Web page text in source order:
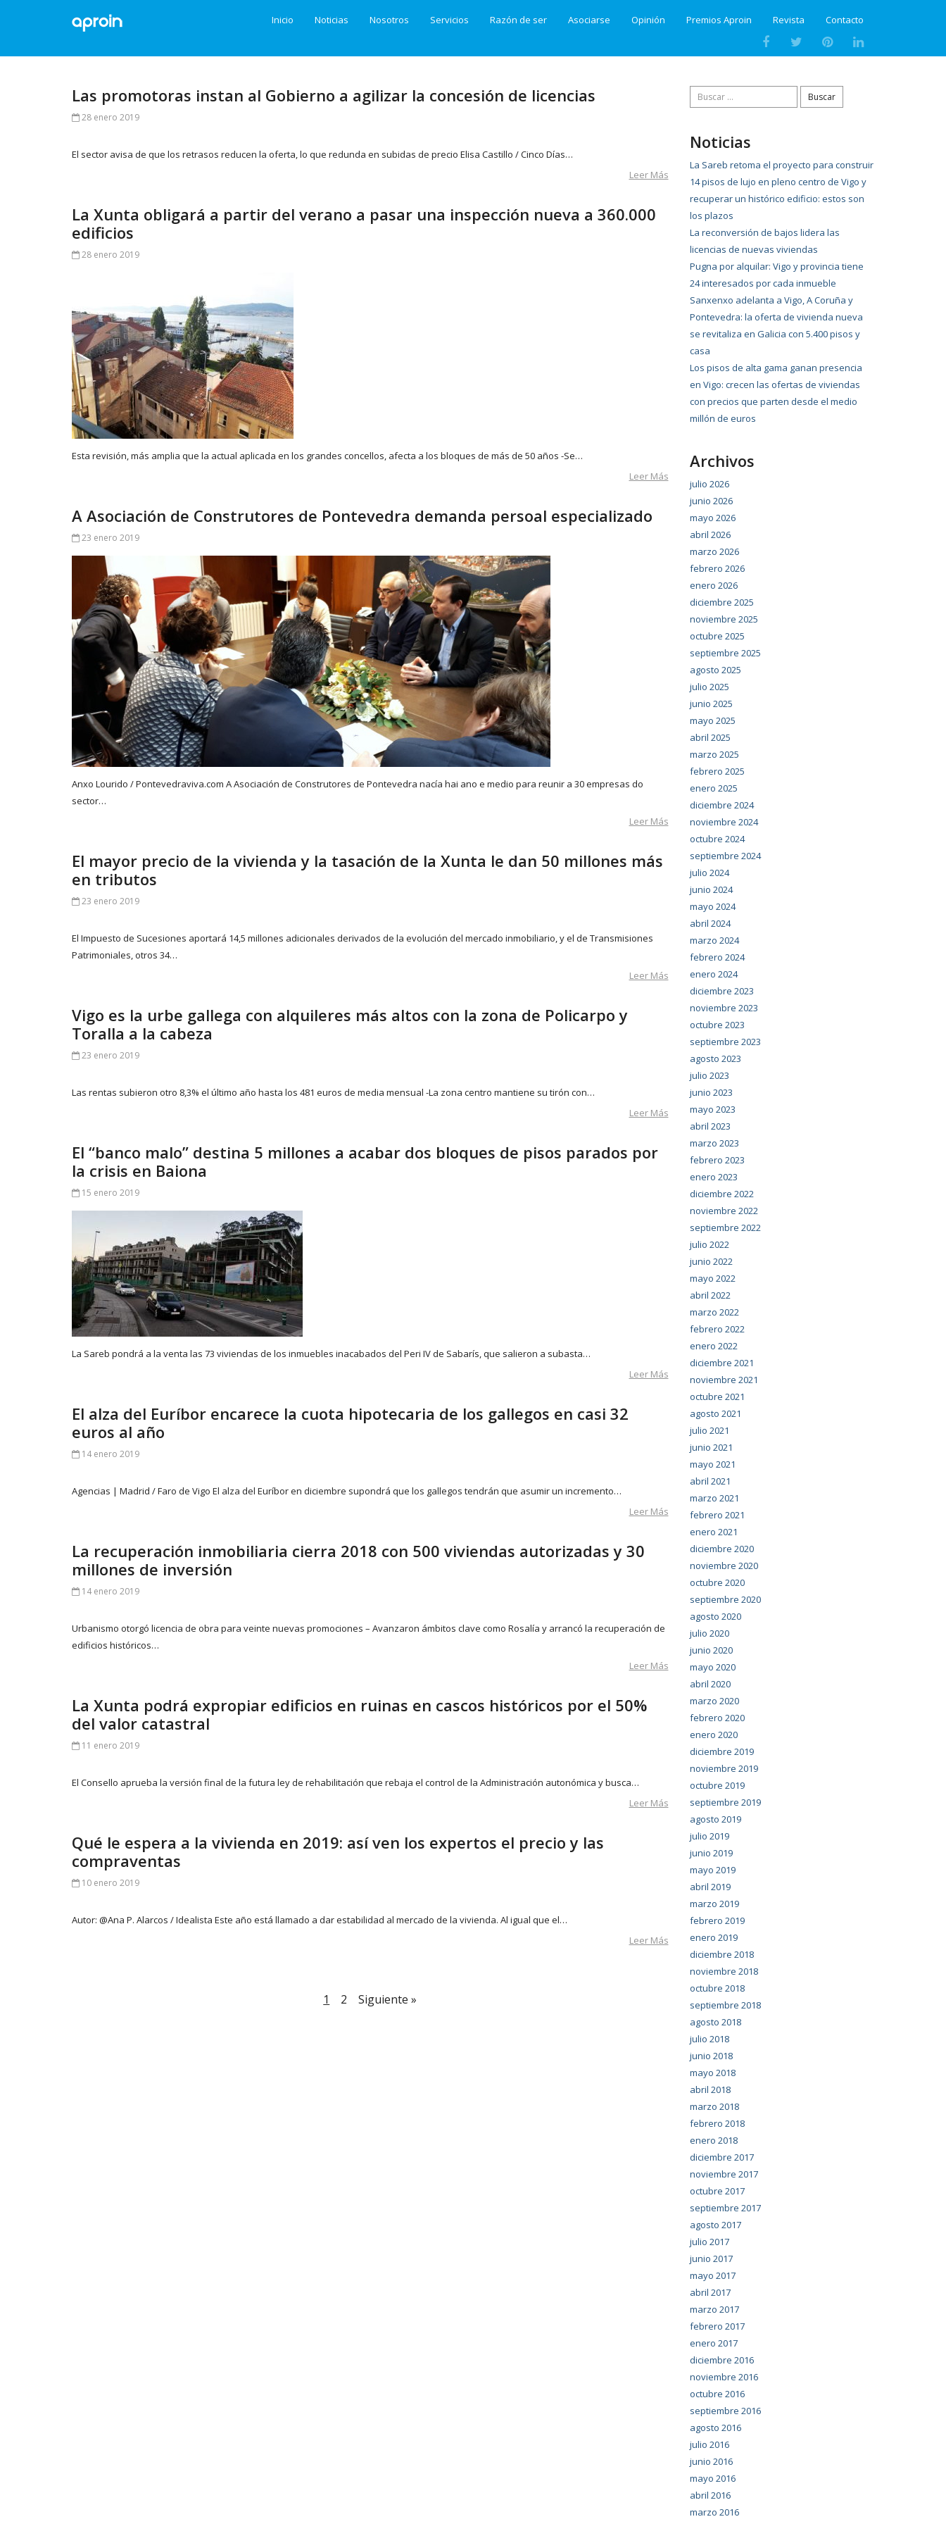
Inicio Noticias Nosotros Servicios Razón de ser Asociarse Opinión Premios Aproin Revista Contacto
Las promotoras instan al Gobierno a agilizar la concesión de licencias
28 enero 2019
El sector avisa de que los retrasos reducen la oferta, lo que redunda en subidas de precio Elisa Castillo / Cinco Días…
Leer Más
La Xunta obligará a partir del verano a pasar una inspección nueva a 360.000
edificios
28 enero 2019
Esta revisión, más amplia que la actual aplicada en los grandes concellos, afecta a los bloques de más de 50 años -Se…
Leer Más
A Asociación de Construtores de Pontevedra demanda persoal especializado
23 enero 2019
Anxo Lourido / Pontevedraviva.com A Asociación de Construtores de Pontevedra nacía hai ano e medio para reunir a 30 empresas do
sector…
Leer Más
El mayor precio de la vivienda y la tasación de la Xunta le dan 50 millones más
en tributos
23 enero 2019
El Impuesto de Sucesiones aportará 14,5 millones adicionales derivados de la evolución del mercado inmobiliario, y el de Transmisiones
Patrimoniales, otros 34…
Leer Más
Vigo es la urbe gallega con alquileres más altos con la zona de Policarpo y
Toralla a la cabeza
23 enero 2019
Las rentas subieron otro 8,3% el último año hasta los 481 euros de media mensual -La zona centro mantiene su tirón con…
Leer Más
El “banco malo” destina 5 millones a acabar dos bloques de pisos parados por
la crisis en Baiona
15 enero 2019
La Sareb pondrá a la venta las 73 viviendas de los inmuebles inacabados del Peri IV de Sabarís, que salieron a subasta…
Leer Más
El alza del Euríbor encarece la cuota hipotecaria de los gallegos en casi 32
euros al año
14 enero 2019
Agencias | Madrid / Faro de Vigo El alza del Euríbor en diciembre supondrá que los gallegos tendrán que asumir un incremento…
Leer Más
La recuperación inmobiliaria cierra 2018 con 500 viviendas autorizadas y 30
millones de inversión
14 enero 2019
Urbanismo otorgó licencia de obra para veinte nuevas promociones – Avanzaron ámbitos clave como Rosalía y arrancó la recuperación de
edificios históricos…
Leer Más
La Xunta podrá expropiar edificios en ruinas en cascos históricos por el 50%
del valor catastral
11 enero 2019
El Consello aprueba la versión final de la futura ley de rehabilitación que rebaja el control de la Administración autonómica y busca…
Leer Más
Qué le espera a la vivienda en 2019: así ven los expertos el precio y las
compraventas
10 enero 2019
Autor: @Ana P. Alarcos / Idealista Este año está llamado a dar estabilidad al mercado de la vivienda. Al igual que el…
Leer Más
1 2 Siguiente »
Buscar:
Noticias
La Sareb retoma el proyecto para construir
14 pisos de lujo en pleno centro de Vigo y
recuperar un histórico edificio: estos son
los plazos
La reconversión de bajos lidera las
licencias de nuevas viviendas
Pugna por alquilar: Vigo y provincia tiene
24 interesados por cada inmueble
Sanxenxo adelanta a Vigo, A Coruña y
Pontevedra: la oferta de vivienda nueva
se revitaliza en Galicia con 5.400 pisos y
casa
Los pisos de alta gama ganan presencia
en Vigo: crecen las ofertas de viviendas
con precios que parten desde el medio
millón de euros
Archivos
julio 2026
junio 2026
mayo 2026
abril 2026
marzo 2026
febrero 2026
enero 2026
diciembre 2025
noviembre 2025
octubre 2025
septiembre 2025
agosto 2025
julio 2025
junio 2025
mayo 2025
abril 2025
marzo 2025
febrero 2025
enero 2025
diciembre 2024
noviembre 2024
octubre 2024
septiembre 2024
julio 2024
junio 2024
mayo 2024
abril 2024
marzo 2024
febrero 2024
enero 2024
diciembre 2023
noviembre 2023
octubre 2023
septiembre 2023
agosto 2023
julio 2023
junio 2023
mayo 2023
abril 2023
marzo 2023
febrero 2023
enero 2023
diciembre 2022
noviembre 2022
septiembre 2022
julio 2022
junio 2022
mayo 2022
abril 2022
marzo 2022
febrero 2022
enero 2022
diciembre 2021
noviembre 2021
octubre 2021
agosto 2021
julio 2021
junio 2021
mayo 2021
abril 2021
marzo 2021
febrero 2021
enero 2021
diciembre 2020
noviembre 2020
octubre 2020
septiembre 2020
agosto 2020
julio 2020
junio 2020
mayo 2020
abril 2020
marzo 2020
febrero 2020
enero 2020
diciembre 2019
noviembre 2019
octubre 2019
septiembre 2019
agosto 2019
julio 2019
junio 2019
mayo 2019
abril 2019
marzo 2019
febrero 2019
enero 2019
diciembre 2018
noviembre 2018
octubre 2018
septiembre 2018
agosto 2018
julio 2018
junio 2018
mayo 2018
abril 2018
marzo 2018
febrero 2018
enero 2018
diciembre 2017
noviembre 2017
octubre 2017
septiembre 2017
agosto 2017
julio 2017
junio 2017
mayo 2017
abril 2017
marzo 2017
febrero 2017
enero 2017
diciembre 2016
noviembre 2016
octubre 2016
septiembre 2016
agosto 2016
julio 2016
junio 2016
mayo 2016
abril 2016
marzo 2016